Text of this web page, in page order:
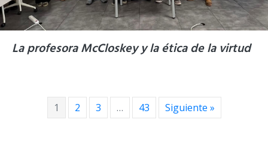
La profesora McCloskey y la ética de la virtud
1 2 3 … 43 Siguiente »